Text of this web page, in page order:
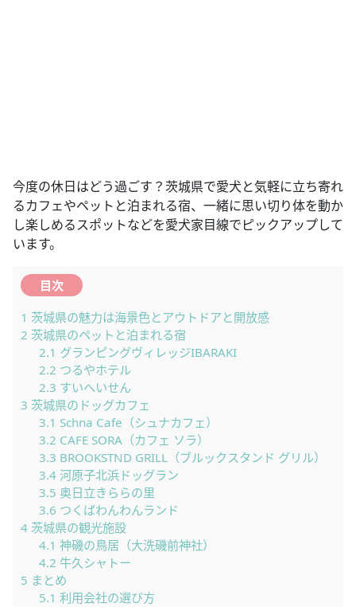
今度の休日はどう過ごす？茨城県で愛犬と気軽に立ち寄れ
るカフェやペットと泊まれる宿、一緒に思い切り体を動か
し楽しめるスポットなどを愛犬家目線でピックアップして
います。
目次
1 茨城県の魅力は海景色とアウトドアと開放感
2 茨城県のペットと泊まれる宿
2.1 グランピングヴィレッジIBARAKI
2.2 つるやホテル
2.3 すいへいせん
3 茨城県のドッグカフェ
3.1 Schna Cafe（シュナカフェ）
3.2 CAFE SORA（カフェ ソラ）
3.3 BROOKSTND GRILL（ブルックスタンド グリル）
3.4河原子北浜ドッグラン
3.5 奥日立きららの里
3.6 つくばわんわんランド
4 茨城県の観光施設
4.1 神磯の鳥居（大洗磯前神社）
4.2 牛久シャトー
5 まとめ
5.1 利用会社の選び方